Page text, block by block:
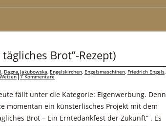
Brot”-Rezept)
, Dagna Jakubowska, Engelskirchen, Engelsmaschinen, Friedrich Engels,
Weizen 7 Kommentare
fällt unter die Kategorie: Eigenwerbung. Denn
momentan ein künsterlisches Projekt mit dem
Brot – Ein Erntedankfest der Zukunft” . Es